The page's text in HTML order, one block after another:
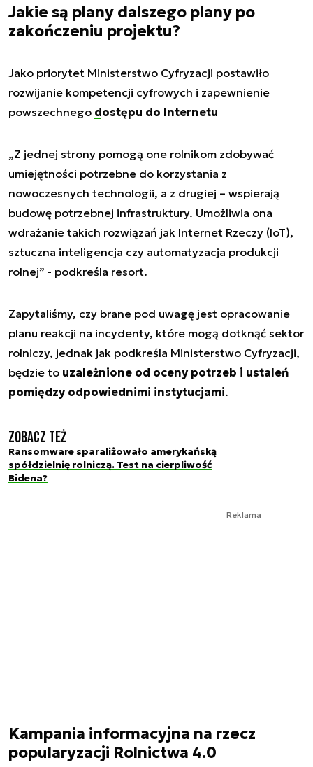
Jakie są plany dalszego plany po
zakończeniu projektu?
Jako priorytet Ministerstwo Cyfryzacji postawiło
rozwijanie kompetencji cyfrowych i zapewnienie
powszechnego dostępu do Internetu
„Z jednej strony pomogą one rolnikom zdobywać
umiejętności potrzebne do korzystania z
nowoczesnych technologii, a z drugiej – wspierają
budowę potrzebnej infrastruktury. Umożliwia ona
wdrażanie takich rozwiązań jak Internet Rzeczy (IoT),
sztuczna inteligencja czy automatyzacja produkcji
rolnej” - podkreśla resort.
Zapytaliśmy, czy brane pod uwagę jest opracowanie
planu reakcji na incydenty, które mogą dotknąć sektor
rolniczy, jednak jak podkreśla Ministerstwo Cyfryzacji,
będzie to uzależnione od oceny potrzeb i ustaleń
pomiędzy odpowiednimi instytucjami.
Zobacz też
Ransomware sparaliżowało amerykańską
spółdzielnię rolniczą. Test na cierpliwość
Bidena?
Reklama
Kampania informacyjna na rzecz
popularyzacji Rolnictwa 4.0